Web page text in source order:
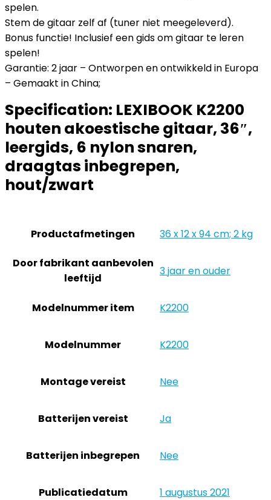
spelen.
Stem de gitaar zelf af (tuner niet meegeleverd).
Bonus functie! Inclusief een gids om gitaar te leren
spelen!
Garantie: 2 jaar – Ontworpen en ontwikkeld in Europa
– Gemaakt in China;
Specification: LEXIBOOK K2200
houten akoestische gitaar, 36″,
leergids, 6 nylon snaren,
draagtas inbegrepen,
hout/zwart
Productafmetingen ‎36 x 12 x 94 cm; 2 kg
Door fabrikant aanbevolen
leeftijd
‎3 jaar en ouder
Modelnummer item ‎K2200
Modelnummer ‎K2200
Montage vereist ‎Nee
Batterijen vereist ‎Ja
Batterijen inbegrepen ‎Nee
Publicatiedatum ‎1 augustus 2021